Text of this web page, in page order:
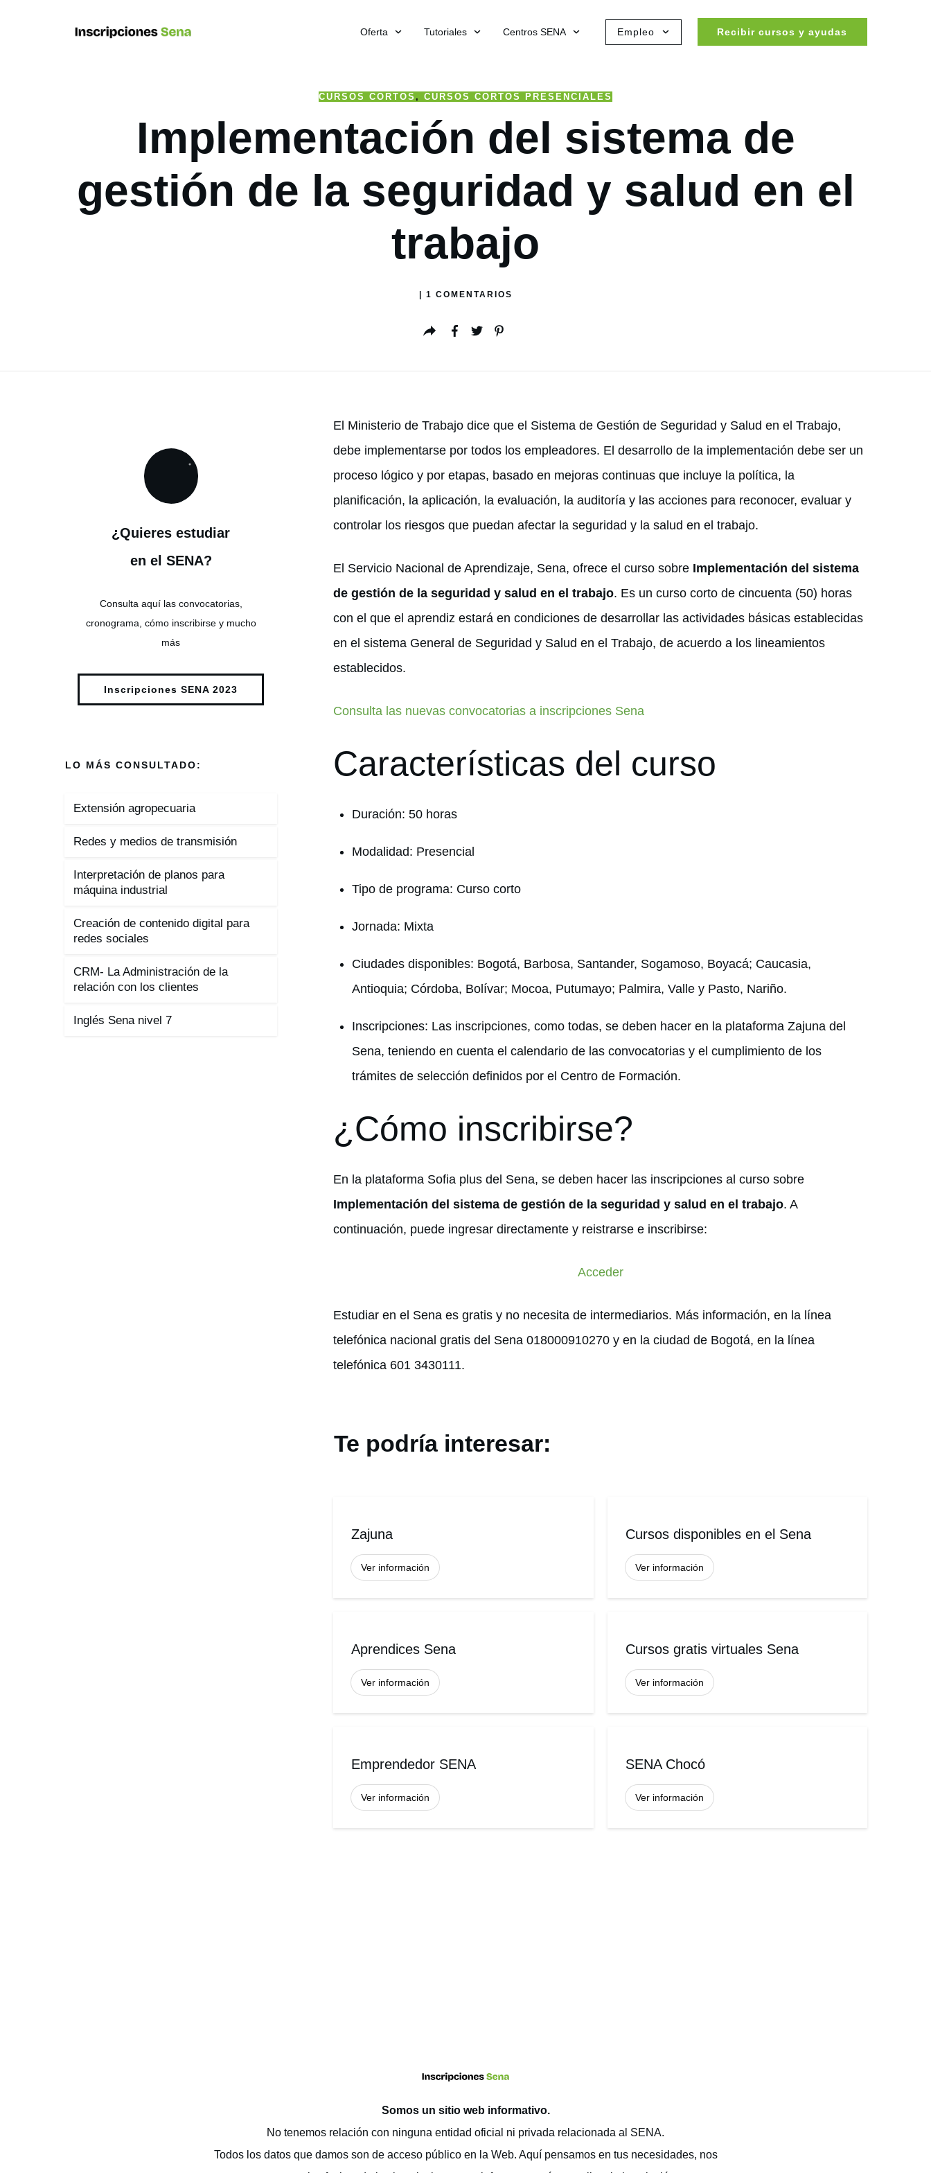
Oferta Tutoriales Centros SENA Empleo Recibir cursos y ayudas
CURSOS CORTOS , CURSOS CORTOS PRESENCIALES
Implementación del sistema de
gestión de la seguridad y salud en el
trabajo
1 COMENTARIOS
El Ministerio de Trabajo dice que el Sistema de Gestión de Seguridad y Salud en el Trabajo,
debe implementarse por todos los empleadores. El desarrollo de la implementación debe ser un
proceso lógico y por etapas, basado en mejoras continuas que incluye la política, la
planificación, la aplicación, la evaluación, la auditoría y las acciones para reconocer, evaluar y
controlar los riesgos que puedan afectar la seguridad y la salud en el trabajo.
El Servicio Nacional de Aprendizaje, Sena, ofrece el curso sobre Implementación del sistema
de gestión de la seguridad y salud en el trabajo. Es un curso corto de cincuenta (50) horas
con el que el aprendiz estará en condiciones de desarrollar las actividades básicas establecidas
en el sistema General de Seguridad y Salud en el Trabajo, de acuerdo a los lineamientos
establecidos.
Consulta las nuevas convocatorias a inscripciones Sena
Características del curso
Duración: 50 horas
Modalidad: Presencial
Tipo de programa: Curso corto
Jornada: Mixta
Ciudades disponibles: Bogotá, Barbosa, Santander, Sogamoso, Boyacá; Caucasia,
Antioquia; Córdoba, Bolívar; Mocoa, Putumayo; Palmira, Valle y Pasto, Nariño.
Inscripciones: Las inscripciones, como todas, se deben hacer en la plataforma Zajuna del
Sena, teniendo en cuenta el calendario de las convocatorias y el cumplimiento de los
trámites de selección definidos por el Centro de Formación.
¿Cómo inscribirse?
En la plataforma Sofia plus del Sena, se deben hacer las inscripciones al curso sobre
Implementación del sistema de gestión de la seguridad y salud en el trabajo. A
continuación, puede ingresar directamente y reistrarse e inscribirse:
Acceder
Estudiar en el Sena es gratis y no necesita de intermediarios. Más información, en la línea
telefónica nacional gratis del Sena 018000910270 y en la ciudad de Bogotá, en la línea
telefónica 601 3430111.
Te podría interesar:
Zajuna
Ver información
Cursos disponibles en el Sena
Ver información
Aprendices Sena
Ver información
Cursos gratis virtuales Sena
Ver información
Emprendedor SENA
Ver información
SENA Chocó
Ver información
¿Quieres estudiar
en el SENA?
Consulta aquí las convocatorias,
cronograma, cómo inscribirse y mucho
más
Inscripciones SENA 2023
LO MÁS CONSULTADO:
Extensión agropecuaria
Redes y medios de transmisión
Interpretación de planos para
máquina industrial
Creación de contenido digital para
redes sociales
CRM- La Administración de la
relación con los clientes
Inglés Sena nivel 7
Somos un sitio web informativo.
No tenemos relación con ninguna entidad oficial ni privada relacionada al SENA.
Todos los datos que damos son de acceso público en la Web. Aquí pensamos en tus necesidades, nos